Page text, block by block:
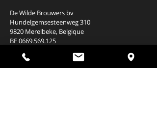
De Wilde Brouwers bv
Hundelgemsesteenweg 310
9820 Merelbeke, Belgique
​BE0669.569.125
Heures d'ouverture Brasserie Shop
Mercredi 14h00 - 17h00